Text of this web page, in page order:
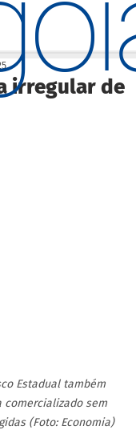
irregular de
Estadual também
sem
(Foto: Economia)